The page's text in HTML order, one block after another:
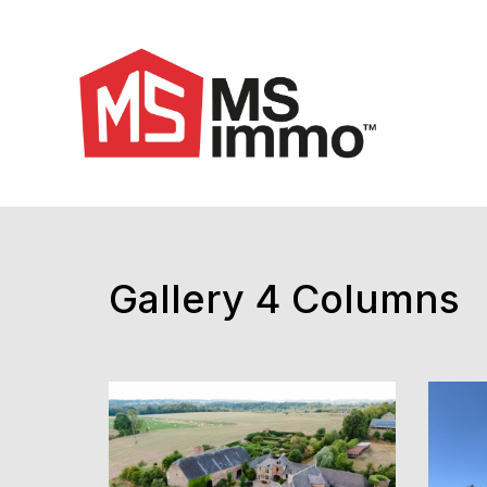
Gallery 4 Columns